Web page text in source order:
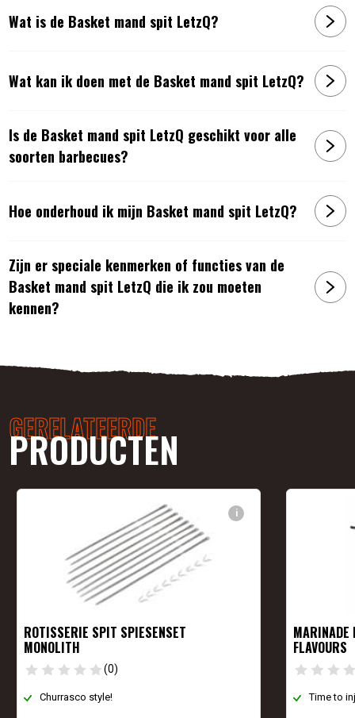
Wat is de Basket mand spit LetzQ?
Wat kan ik doen met de Basket mand spit LetzQ?
Is de Basket mand spit LetzQ geschikt voor alle
soorten barbecues?
Hoe onderhoud ik mijn Basket mand spit LetzQ?
Zijn er speciale kenmerken of functies van de
Basket mand spit LetzQ die ik zou moeten
kennen?
GERELATEERDE
PRODUCTEN
i
ROTISSERIE SPIT SPIESENSET
MONOLITH
(0)
Churrasco style!
MARINADE
FLAVOURS
Time to